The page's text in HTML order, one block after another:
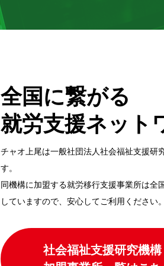
全国に繋がる
就労支援ネット
チャオ上尾は一般社団法⼈社会福祉⽀援研
す。
同機構に加盟する就労移⾏⽀援事業所は全
していますので、安⼼してご利⽤ください
社会福祉支援研究機構